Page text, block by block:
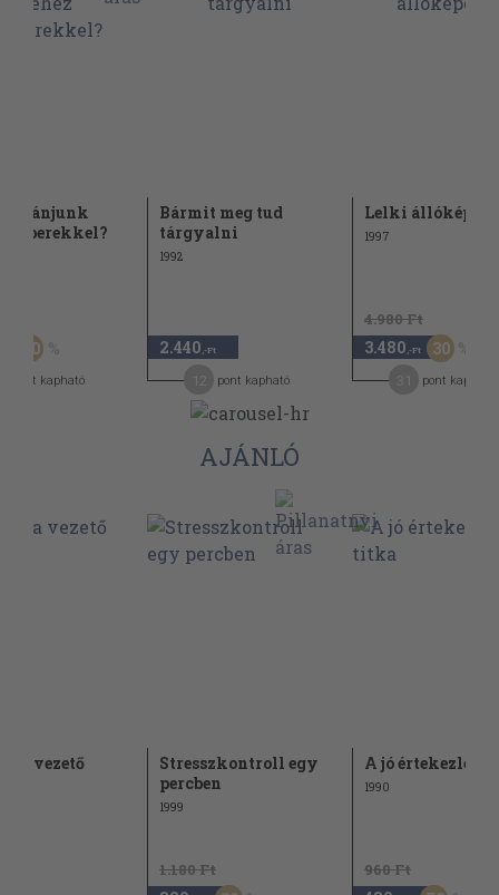
bánjunk
emberekkel?
50
pont kapható
Bármit meg tud
tárgyalni
1992
2.440 ,-Ft
pont kapható
Lelki
1997
4.980 Ft
3.480 ,-Ft 30
pont kapható
AJÁNLÓ
vezető
Stresszkontroll egy
percben
1999
1.180 Ft
A jó értekezlet
1990
960 Ft